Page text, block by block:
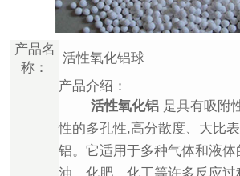
产品名
称：
活性氧化铝球
产品介绍：
活性氧化铝 是具有吸附
性的多孔性,高分散度、大比
铝。它适用于多种气体和液体